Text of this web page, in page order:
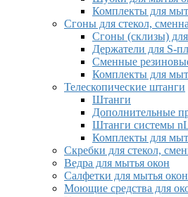
Комплекты для
Сгоны для стекол,
Сгоны (склизы)
Держатели для S-
Сменные
Комплекты для
Телескопические штанги
Штанги
Дополнительные
Штанги системы
Комплекты для
Скребки для стекол,
Ведра для мытья окон
Салфетки для мытья окон
Моющие средства для